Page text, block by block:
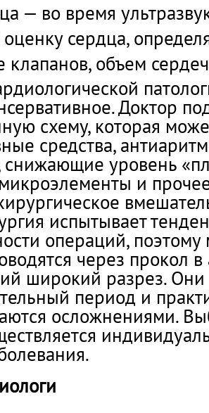
— во время
сердца,
клапанов, объем
Доктор
схему, которая
средства,
снижающие уровень
и
испытывает
операций,
через прокол
широкий разрез.
период и
осложнениями.